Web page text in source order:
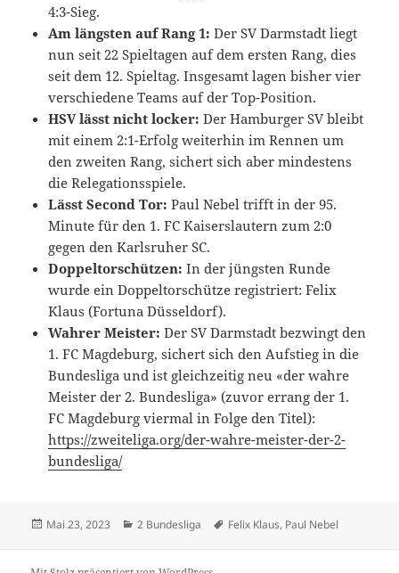
4:3-Sieg.
Am längsten auf Rang 1: Der SV Darmstadt liegt
nun seit 22 Spieltagen auf dem ersten Rang, dies
seit dem 12. Spieltag. Insgesamt lagen bisher vier
verschiedene Teams auf der Top-Position.
HSV lässt nicht locker: Der Hamburger SV bleibt
mit einem 2:1-Erfolg weiterhin im Rennen um
den zweiten Rang, sichert sich aber mindestens
die Relegationsspiele.
Lässt Second Tor: Paul Nebel trifft in der 95.
Minute für den 1. FC Kaiserslautern zum 2:0
gegen den Karlsruher SC.
Doppeltorschützen: In der jüngsten Runde
wurde ein Doppeltorschütze registriert: Felix
Klaus (Fortuna Düsseldorf).
Wahrer Meister: Der SV Darmstadt bezwingt den
1. FC Magdeburg, sichert sich den Aufstieg in die
Bundesliga und ist gleichzeitig neu «der wahre
Meister der 2. Bundesliga» (zuvor errang der 1.
FC Magdeburg viermal in Folge den Titel):
https://zweiteliga.org/der-wahre-meister-der-2-
bundesliga/
Veröffentlicht
Mai 23, 2023 Kategorien
2 Bundesliga Schlagwörter
Felix Klaus, Paul Nebel